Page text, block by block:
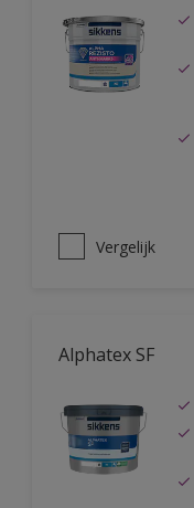
Vergelijk
Alphatex SF